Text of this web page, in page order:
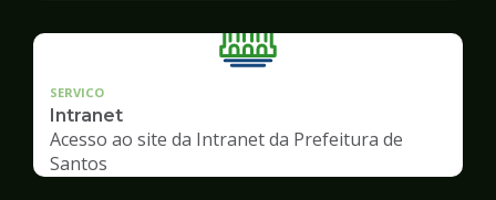
SERVICO
Intranet
Acesso ao site da Intranet da Prefeitura de
Santos